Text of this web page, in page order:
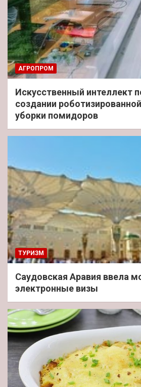
АГРОПРОМ
Искусственный интеллект
создании
уборки помидоров
ТУРИЗМ
Саудовская Аравия ввела
электронные визы